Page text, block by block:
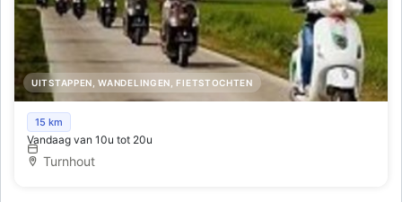
UITSTAPPEN, WANDELINGEN, FIETSTOCHTEN
Ontdek de prachtige Kempen op een Vespa
15 km
Vandaag van 10u tot 20u
Turnhout